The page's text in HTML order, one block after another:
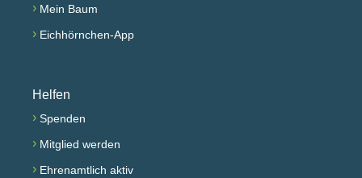
› Mein Baum
› Eichhörnchen-App
Helfen
› Spenden
› Mitglied werden
› Ehrenamtlich aktiv